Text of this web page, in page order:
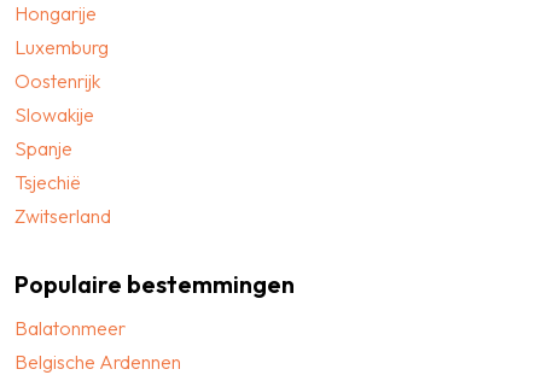
Hongarije
Luxemburg
Oostenrijk
Slowakije
Spanje
Tsjechië
Zwitserland
Populaire bestemmingen
Balatonmeer
Belgische Ardennen